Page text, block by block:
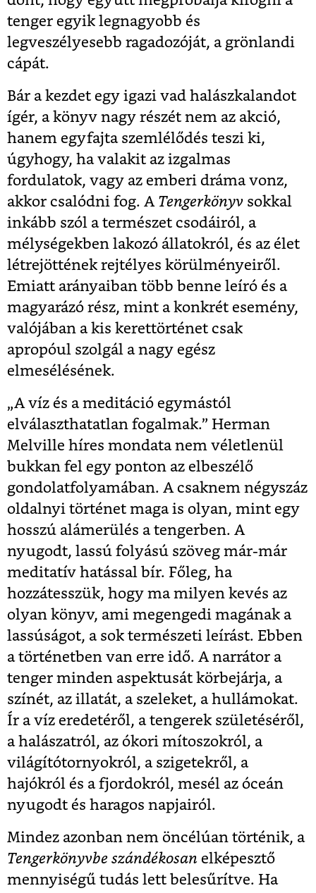
tenger egyik legnagyobb és
legveszélyesebb ragadozóját, a grönlandi
cápát.
Bár a kezdet egy igazi vad halászkalandot
ígér, a könyv nagy részét nem az akció,
hanem egyfajta szemlélődés teszi ki,
úgyhogy, ha valakit az izgalmas
fordulatok, vagy az emberi dráma vonz,
akkor csalódni fog. A Tengerkönyv sokkal
inkább szól a természet csodáiról, a
mélységekben lakozó állatokról, és az élet
létrejöttének rejtélyes körülményeiről.
Emiatt arányaiban több benne leíró és a
magyarázó rész, mint a konkrét esemény,
valójában a kis kerettörténet csak
apropóul szolgál a nagy egész
elmesélésének.
„A víz és a meditáció egymástól
elválaszthatatlan fogalmak.” Herman
Melville híres mondata nem véletlenül
bukkan fel egy ponton az elbeszélő
gondolatfolyamában. A csaknem négyszáz
oldalnyi történet maga is olyan, mint egy
hosszú alámerülés a tengerben. A
nyugodt, lassú folyású szöveg már-már
meditatív hatással bír. Főleg, ha
hozzátesszük, hogy ma milyen kevés az
olyan könyv, ami megengedi magának a
lassúságot, a sok természeti leírást. Ebben
a történetben van erre idő. A narrátor a
tenger minden aspektusát körbejárja, a
színét, az illatát, a szeleket, a hullámokat.
Ír a víz eredetéről, a tengerek születéséről,
a halászatról, az ókori mítoszokról, a
világítótornyokról, a szigetekről, a
hajókról és a fjordokról, mesél az óceán
nyugodt és haragos napjairól.
Mindez azonban nem öncélúan történik, a
Tengerkönyvbe szándékosan elképesztő
mennyiségű tudás lett belesűrítve. Ha